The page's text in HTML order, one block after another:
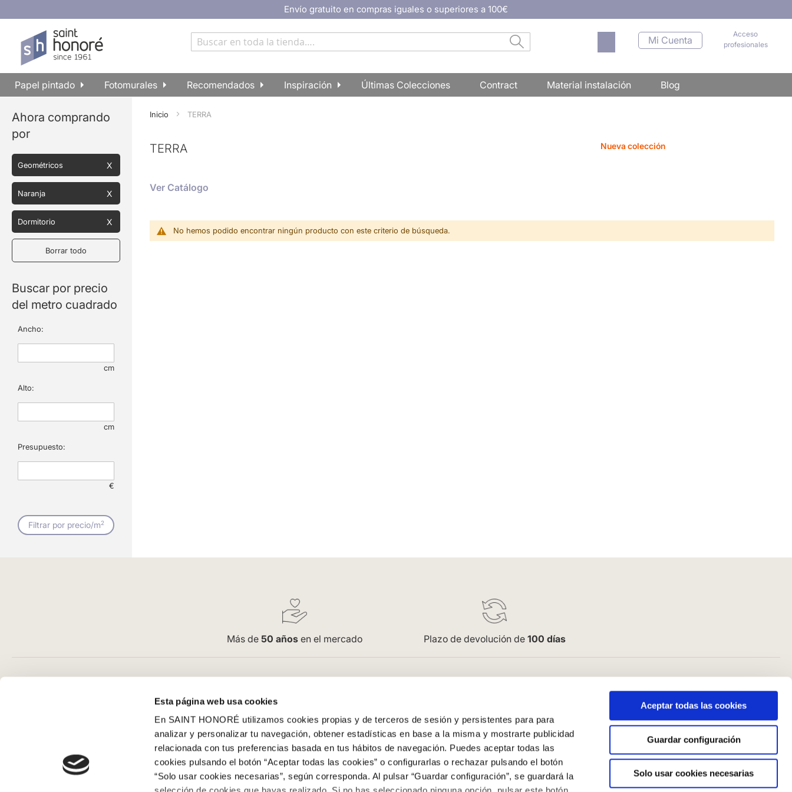
Esta página web usa cookies
En SAINT HONORÉ utilizamos cookies propias y de terceros de sesión y persistentes para para
analizar y personalizar tu navegación, obtener estadísticas en base a la misma y mostrarte publicidad
relacionada con tus preferencias basada en tus hábitos de navegación. Puedes aceptar todas las
cookies pulsando el botón “Aceptar todas las cookies” o configurarlas o rechazar pulsando el botón
“Solo usar cookies necesarias”, según corresponda. Al pulsar “Guardar configuración”, se guardará la
Aceptar todas las cookies
Guardar configuración
Solo usar cookies necesarias
al
contenido
Envío gratuito en compras iguales o superiores a 100€
Acceso
profesionales
Mi Cuenta
Mi carrito
Papel pintado Fotomurales Recomendados Inspiración Últimas Colecciones Contract Material instalación Blog
Inicio TERRA
TERRA
Ver Catálogo
Nueva colección
No hemos podido encontrar ningún producto con este criterio de búsqueda.
Buscar por precio
del metro cuadrado
Ancho:
cm
Alto:
cm
Presupuesto:
€
Filtrar por precio/m2
Ahora comprando
por
Geométricos
Naranja
Dormitorio
Borrar todo
Más de 50 añosen el mercado Plazo de devolución de 100 días
Cómo comprar en nuestra web
Cómo colocar papel pintado
Simbología del papel pintado
Aviso Legal
Condiciones Generales
Pago
SeQura
Envíos y entrega
Saint Honoré
Acceso Profesionales
Oficinas
Trabaja con nosotros
Contacto